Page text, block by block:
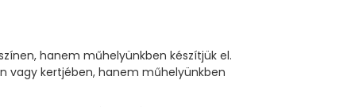
hanem műhelyünkben készítjük el.
vagy kertjében, hanem műhelyünkben